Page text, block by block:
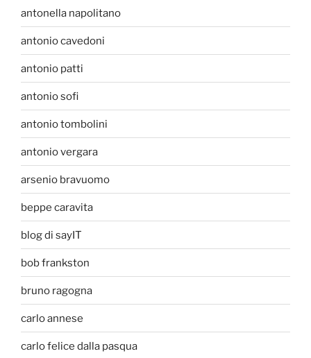
antonella napolitano
antonio cavedoni
antonio patti
antonio sofi
antonio tombolini
antonio vergara
arsenio bravuomo
beppe caravita
blog di sayIT
bob frankston
bruno ragogna
carlo annese
carlo felice dalla pasqua